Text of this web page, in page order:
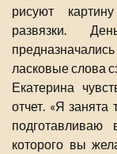
рисуют
развязки.
ласковые слова
Екатерина
отчет. «Я
которого вы